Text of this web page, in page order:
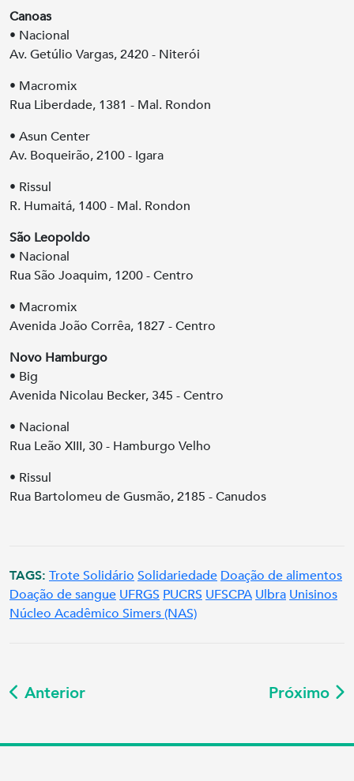
Canoas
• Nacional
Av. Getúlio Vargas, 2420 - Niterói
• Macromix
Rua Liberdade, 1381 - Mal. Rondon
• Asun Center
Av. Boqueirão, 2100 - Igara
• Rissul
R. Humaitá, 1400 - Mal. Rondon
São Leopoldo
• Nacional
Rua São Joaquim, 1200 - Centro
• Macromix
Avenida João Corrêa, 1827 - Centro
Novo Hamburgo
• Big
Avenida Nicolau Becker, 345 - Centro
• Nacional
Rua Leão XIII, 30 - Hamburgo Velho
• Rissul
Rua Bartolomeu de Gusmão, 2185 - Canudos
TAGS: Trote Solidário Solidariedade Doação de alimentos
Doação de sangue UFRGS PUCRS UFSCPA Ulbra Unisinos
Núcleo Acadêmico Simers (NAS)
Anterior Próximo